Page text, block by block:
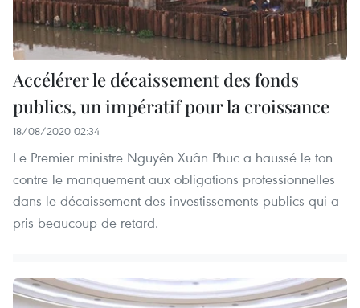
Accélérer le décaissement des fonds
publics, un impératif pour la croissance
18/08/2020 02:34
Le Premier ministre Nguyên Xuân Phuc a haussé le ton
contre le manquement aux obligations professionnelles
dans le décaissement des investissements publics qui a
pris beaucoup de retard.